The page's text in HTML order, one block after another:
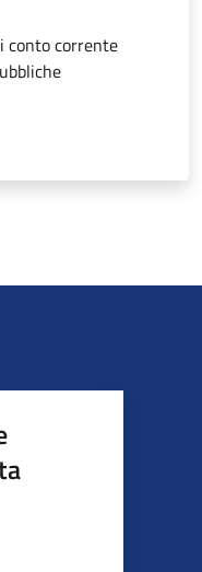
conto corrente